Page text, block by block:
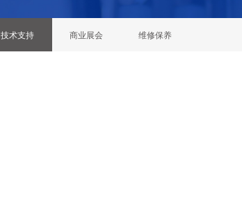
技术支持 商业展会 维修保养